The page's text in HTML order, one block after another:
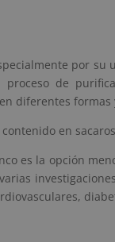
por
de
diferentes
en
es la opción